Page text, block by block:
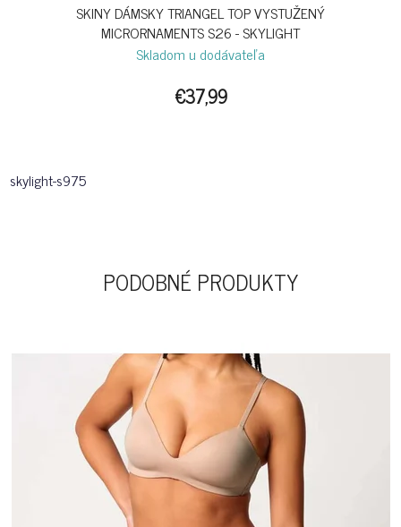
SKINY DÁMSKY TRIANGEL TOP VYSTUŽENÝ
MICRORNAMENTS S26 - SKYLIGHT
Skladom u dodávateľa
€37,99
skylight-s975
PODOBNÉ PRODUKTY